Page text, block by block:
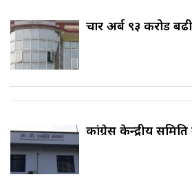
चार अर्ब ९३ करोड
कांग्रेस केन्द्रीय